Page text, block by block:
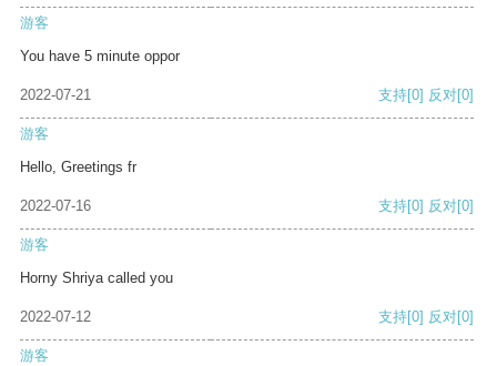
游客
You have 5 minute oppor
2022-07-21 支持[0] 反对[0]
游客
Hello, Greetings fr
2022-07-16 支持[0] 反对[0]
游客
Horny Shriya called you
2022-07-12 支持[0] 反对[0]
游客